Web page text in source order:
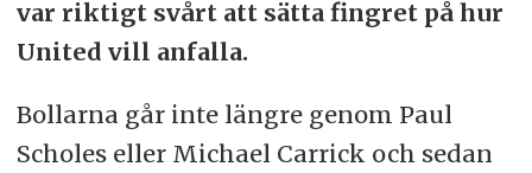
var riktigt svårt att sätta fingret på hur
United vill anfalla.
Bollarna går inte längre genom Paul
Scholes eller Michael Carrick och sedan